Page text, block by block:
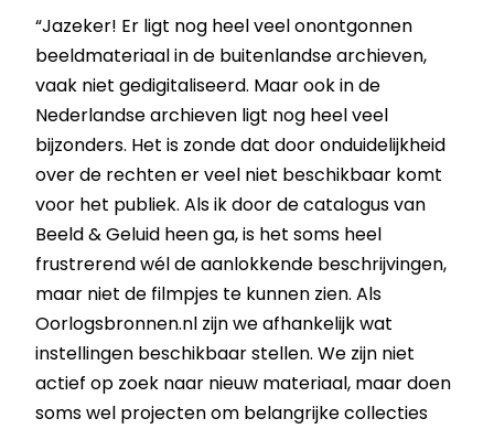
“Jazeker! Er ligt nog heel veel onontgonnen
beeldmateriaal in de buitenlandse archieven,
vaak niet gedigitaliseerd. Maar ook in de
Nederlandse archieven ligt nog heel veel
bijzonders. Het is zonde dat door onduidelijkheid
over de rechten er veel niet beschikbaar komt
voor het publiek. Als ik door de catalogus van
Beeld & Geluid heen ga, is het soms heel
frustrerend wél de aanlokkende beschrijvingen,
maar niet de filmpjes te kunnen zien. Als
Oorlogsbronnen.nl zijn we afhankelijk wat
instellingen beschikbaar stellen. We zijn niet
actief op zoek naar nieuw materiaal, maar doen
soms wel projecten om belangrijke collecties